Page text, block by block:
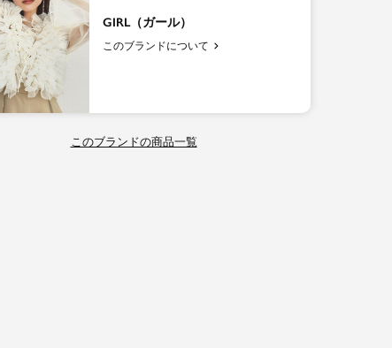
GIRL（ガール）
このブランドについて
このブランドの商品一覧